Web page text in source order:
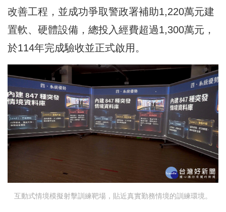
改善工程，並成功爭取警政署補助1,220萬元建
置軟、硬體設備，總投入經費超過1,300萬元，
於114年完成驗收並正式啟用。
互動式情境模擬射擊訓練靶場，貼近真實勤務情境的訓練環境。